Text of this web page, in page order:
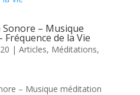
– Musique
de la Vie
| Articles, Méditations,
– Musique méditation